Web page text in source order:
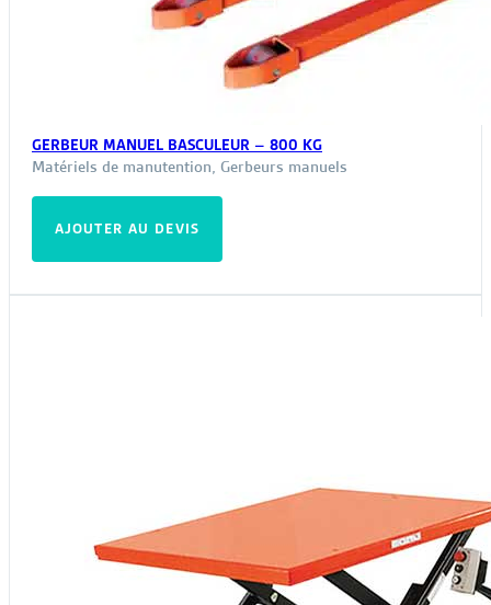
GERBEUR MANUEL BASCULEUR – 800 KG
Matériels de manutention, Gerbeurs manuels
AJOUTER AU DEVIS